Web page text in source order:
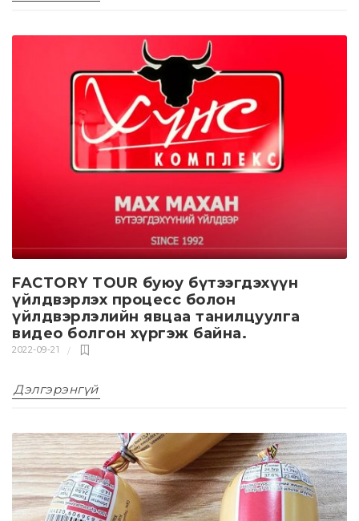
FACTORY TOUR буюу бүтээгдэхүүн
үйлдвэрлэх процeсс болон
үйлдвэрлэлийн явцаа танилцуулга
видeо болгон хүргэж байна.
2022-09-21
Дэлгэрэнгүй